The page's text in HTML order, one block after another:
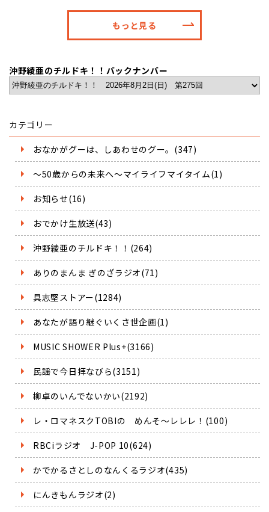
もっと見る
沖野綾亜のチルドキ！！バックナンバー
カテゴリー
おなかがグーは、しあわせのグー。(347)
～50歳からの未来へ～マイライフマイタイム(1)
お知らせ(16)
おでかけ生放送(43)
沖野綾亜のチルドキ！！(264)
ありのまんま ぎのざラジオ(71)
具志堅ストアー(1284)
あなたが語り継ぐいくさ世企画(1)
MUSIC SHOWER Plus+(3166)
民謡で今日拝なびら(3151)
柳卓のいんでないかい(2192)
レ・ロマネスクTOBIの めんそ～レレレ！(100)
RBCiラジオ J-POP 10(624)
かでかるさとしのなんくるラジオ(435)
にんきもんラジオ(2)